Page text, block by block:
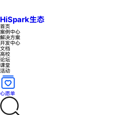
HiSpark生态
首页
案例中心
解决方案
开发中心
文档
高校
论坛
课堂
活动
心愿单